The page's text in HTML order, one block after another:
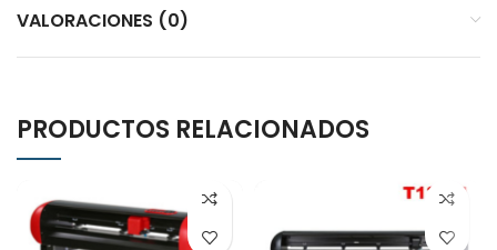
VALORACIONES (0)
PRODUCTOS RELACIONADOS